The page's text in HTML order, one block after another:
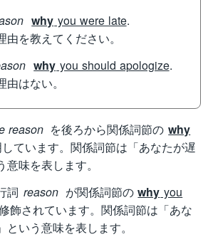
why you were late.
を教えてください。
why you should apologize.
はない。
reason を後ろから関係詞節の why
ています。関係詞節は「あなたが遅
意味を表します。
詞 reason が関係詞節の why you
飾されています。関係詞節は「あな
」という意味を表します。